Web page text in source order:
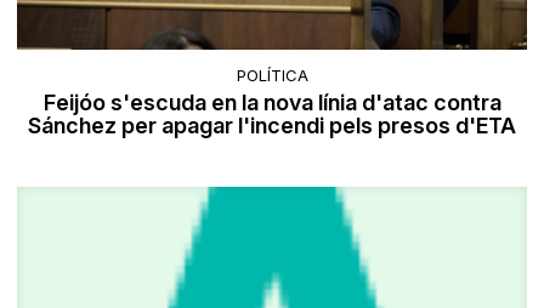
POLÍTICA
Feijóo s'escuda en la nova línia d'atac contra
Sánchez per apagar l'incendi pels presos d'ETA